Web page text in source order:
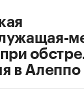
в Алеппо